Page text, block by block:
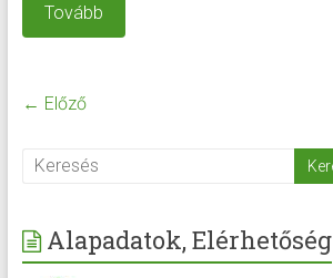
Tovább
← Előző
Alapadatok, Elérhetőség